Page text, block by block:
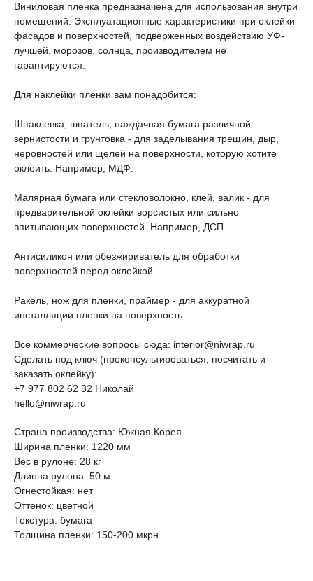
Виниловая пленка предназначена для использования внутри
помещений. Эксплуатационные характеристики при оклейки
фасадов и поверхностей, подверженных воздействию УФ-
лучшей, морозов, солнца, производителем не
гарантируются.
Для наклейки пленки вам понадобится:
Шпаклевка, шпатель, наждачная бумага различной
зернистости и грунтовка - для заделывания трещин, дыр,
неровностей или щелей на поверхности, которую хотите
оклеить. Например, МДФ.
Малярная бумага или стекловолокно, клей, валик - для
предварительной оклейки ворсистых или сильно
впитывающих поверхностей. Например, ДСП.
Антисиликон или обезжириватель для обработки
поверхностей перед оклейкой.
Ракель, нож для пленки, праймер - для аккуратной
инсталляции пленки на поверхность.
Все коммерческие вопросы сюда: interior@niwrap.ru
Сделать под ключ (проконсультироваться, посчитать и
заказать оклейку):
+7 977 802 62 32 Николай
hello@niwrap.ru
Страна производства: Южная Корея
Ширина пленки: 1220 мм
Вес в рулоне: 28 кг
Длинна рулона: 50 м
Огнестойкая: нет
Оттенок: цветной
Текстура: бумага
Толщина пленки: 150-200 мкрн